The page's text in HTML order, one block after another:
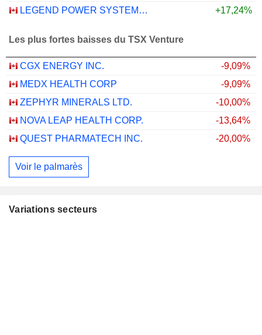
LEGEND POWER SYSTEMS INC. +17,24%
Les plus fortes baisses du TSX Venture
CGX ENERGY INC.
-9,09%
MEDX HEALTH CORP
-9,09%
ZEPHYR MINERALS LTD.
-10,00%
NOVA LEAP HEALTH CORP.
-13,64%
QUEST PHARMATECH INC.
-20,00%
Voir le palmarès
Variations secteurs